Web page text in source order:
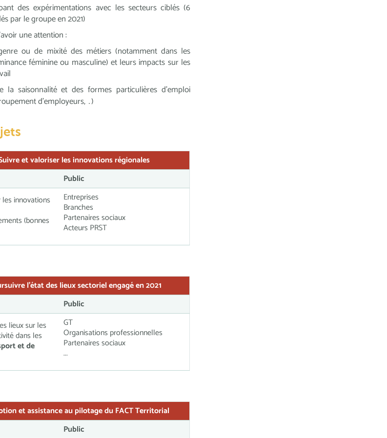
des expérimentations avec les secteurs ciblés (6
par le groupe en 2021)
une attention :
ou de mixité des métiers (notamment dans les
féminine ou masculine) et leurs impacts sur les
la saisonnalité et des formes particulières d’emploi
d’employeurs, …)
et valoriser les innovations régionales
Public
innovations
(bonnes
Entreprises
Branches
Partenaires sociaux
Acteurs PRST
l’état des lieux sectoriel engagé en 2021
Public
lieux sur les
dans les
et de
GT
Organisations professionnelles
Partenaires sociaux
...
et assistance au pilotage du FACT Territorial
Public